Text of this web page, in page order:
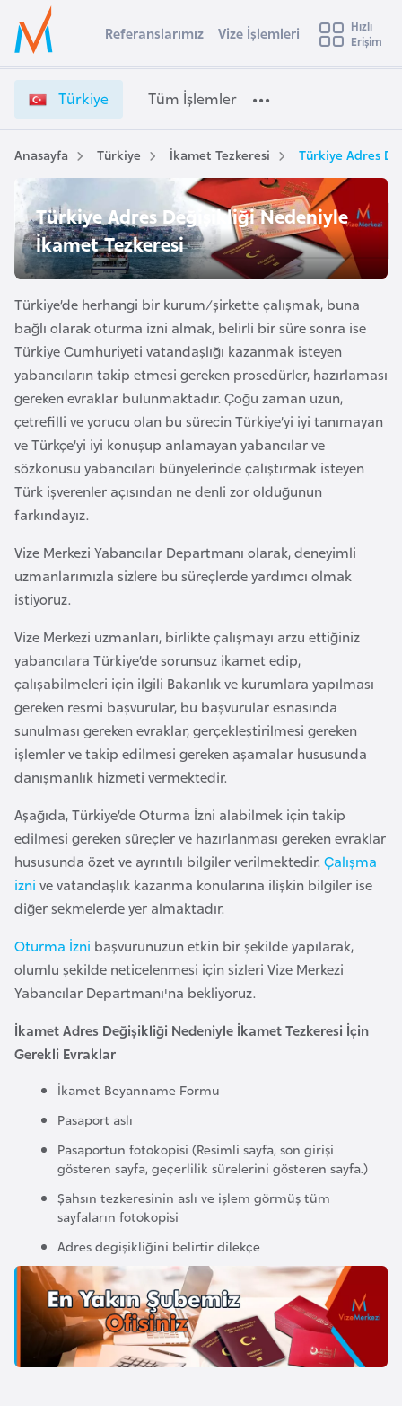
Ülke Seçimi
Başvuru yapmak istediğiniz ülkeyi seçin
Üye
Girişi
ü
k
i
y
e
i
z
e
İ
ş
e
m
e
r
i
e
t
i
ş
i
Referanslarımız Vize İşlemleri
Hızlı
Erişim
Türkiye Tüm İşlemler
Anasayfa Türkiye İkamet Tezkeresi Türkiye Adres
Türkiye Adres Değişikliği Nedeniyle
İkamet Tezkeresi
Türkiye’de herhangi bir kurum/şirkette çalışmak, buna
bağlı olarak oturma izni almak, belirli bir süre sonra ise
Türkiye Cumhuriyeti vatandaşlığı kazanmak isteyen
yabancıların takip etmesi gereken prosedürler, hazırlaması
gereken evraklar bulunmaktadır. Çoğu zaman uzun,
çetrefilli ve yorucu olan bu sürecin Türkiye’yi iyi tanımayan
ve Türkçe’yi iyi konuşup anlamayan yabancılar ve
sözkonusu yabancıları bünyelerinde çalıştırmak isteyen
Türk işverenler açısından ne denli zor olduğunun
farkındayız.
Vize Merkezi Yabancılar Departmanı olarak, deneyimli
uzmanlarımızla sizlere bu süreçlerde yardımcı olmak
istiyoruz.
Vize Merkezi uzmanları, birlikte çalışmayı arzu ettiğiniz
yabancılara Türkiye’de sorunsuz ikamet edip,
çalışabilmeleri için ilgili Bakanlık ve kurumlara yapılması
gereken resmi başvurular, bu başvurular esnasında
sunulması gereken evraklar, gerçekleştirilmesi gereken
işlemler ve takip edilmesi gereken aşamalar hususunda
danışmanlık hizmeti vermektedir.
Aşağıda, Türkiye’de Oturma İzni alabilmek için takip
edilmesi gereken süreçler ve hazırlanması gereken evraklar
hususunda özet ve ayrıntılı bilgiler verilmektedir. Çalışma
izni ve vatandaşlık kazanma konularına ilişkin bilgiler ise
diğer sekmelerde yer almaktadır.
Oturma İzni başvurunuzun etkin bir şekilde yapılarak,
olumlu şekilde neticelenmesi için sizleri Vize Merkezi
Yabancılar Departmanı'na bekliyoruz.
İkamet Adres Değişikliği Nedeniyle İkamet Tezkeresi İçin
Gerekli Evraklar
İkamet Beyanname Formu
Pasaport aslı
Pasaportun fotokopisi (Resimli sayfa, son girişi
gösteren sayfa, geçerlilik sürelerini gösteren sayfa.)
Şahsın tezkeresinin aslı ve işlem görmüş tüm
sayfaların fotokopisi
Adres degişikliğini belirtir dilekçe
s
t
r
a
A
v
u
t
u
r
y
a
A
z
e
b
a
y
a
n
B
a
h
e
y
n
B
a
n
g
a
d
u
s